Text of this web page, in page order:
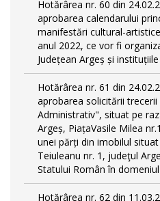
Hotărârea nr. 60 din
aprobarea calendarului
manifestări cultural-
anul 2022, ce vor fi
Județean Argeș și
Hotărârea nr. 61 din
aprobarea solicitării
Administrativ", situat pe
Argeș, PiațaVasile Milea
unei părți din imobilul
Teiuleanu nr. 1, judeţul
Statului Român în
Hotărârea nr. 62 din